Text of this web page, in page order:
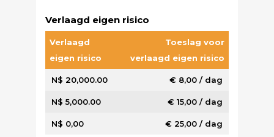
Verlaagd eigen risico
Verlaagd
eigen risico
Toeslag voor
verlaagd eigen risico
N$ 20,000.00 € 8,00 / dag
N$ 5,000.00 € 15,00 / dag
N$ 0,00 € 25,00 / dag